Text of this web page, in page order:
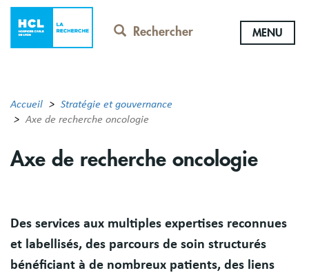
Aller
contenu
Rechercher MENU
Accueil
Stratégie et gouvernance
Axe de recherche oncologie
Axe de recherche oncologie
Résumé
Des services aux multiples expertises reconnues
et labellisés, des parcours de soin structurés
bénéficiant à de nombreux patients, des liens